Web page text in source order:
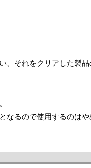
、それをクリアした製品
なるので使用するのはや